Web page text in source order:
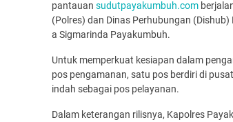
pantauan sudutpayakumbuh.com
(Polres) dan Dinas Perhubungan
a Sigmarinda Payakumbuh.
Untuk memperkuat kesiapan dalam
pos pengamanan, satu pos berdiri di
indah sebagai pos pelayanan.
Dalam keterangan rilisnya, Kapolres